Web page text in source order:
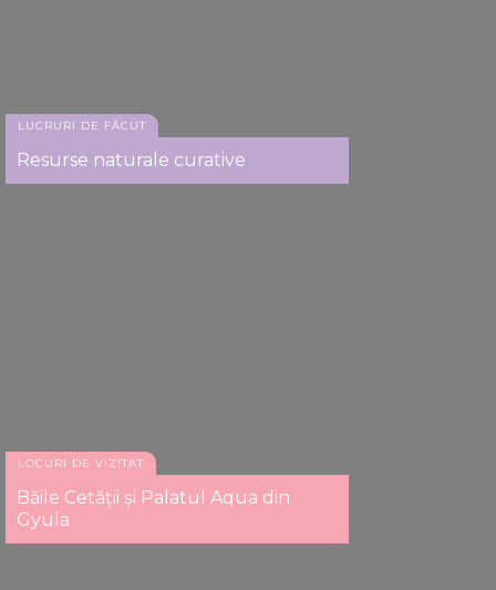
LUCRURI DE FĂCUT
Resurse naturale curative
LOCURI DE VIZITAT
Băile Cetății și Palatul Aqua din
Gyula